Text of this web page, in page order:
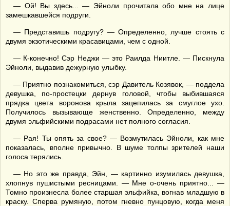
— Ой! Вы здесь... — Эйноли прочитала обо мне на лице
замешкавшейся подруги.
— Представишь подругу? — Определенно, лучше стоять с
двумя экзотическими красавицами, чем с одной.
— К-конечно! Сэр Неджи — это Раилда Ниитле. — Пискнула
Эйноли, выдавив дежурную улыбку.
— Приятно познакомиться, сэр Давитель Козявок, — поддела
девушка, по-простецки дернув головой, чтобы выбившаяся
прядка цвета воронова крыла зацепилась за смуглое ухо.
Получилось вызывающе женственно. Определенно, между
двумя эльфийскими подрасами нет полного согласия.
— Рая! Ты опять за свое? — Возмутилась Эйноли, как мне
показалась, вполне привычно. В шуме толпы зрителей наши
голоса терялись.
— Но это же правда, Эйн, — картинно изумилась девушка,
хлопнув пушистыми ресницами. — Мне о-очень приятно... —
Томно произнесла более старшая эльфийка, вогнав младшую в
краску. Сперва румяную, потом гневно пунцовую, когда меня